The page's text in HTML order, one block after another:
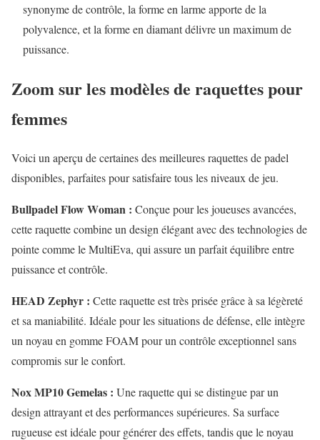
synonyme de contrôle, la forme en larme apporte de la
polyvalence, et la forme en diamant délivre un maximum de
puissance.
Zoom sur les modèles de raquettes pour
femmes
Voici un aperçu de certaines des meilleures raquettes de padel
disponibles, parfaites pour satisfaire tous les niveaux de jeu.
Bullpadel Flow Woman : Conçue pour les joueuses avancées,
cette raquette combine un design élégant avec des technologies de
pointe comme le MultiEva, qui assure un parfait équilibre entre
puissance et contrôle.
HEAD Zephyr : Cette raquette est très prisée grâce à sa légèreté
et sa maniabilité. Idéale pour les situations de défense, elle intègre
un noyau en gomme FOAM pour un contrôle exceptionnel sans
compromis sur le confort.
Nox MP10 Gemelas : Une raquette qui se distingue par un
design attrayant et des performances supérieures. Sa surface
rugueuse est idéale pour générer des effets, tandis que le noyau